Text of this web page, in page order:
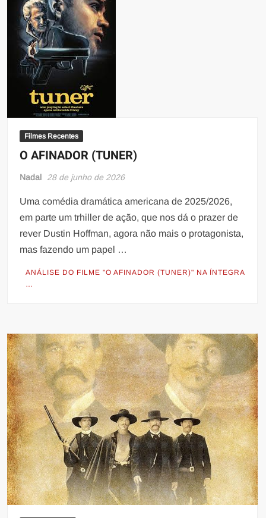
Filmes Recentes
O AFINADOR (TUNER)
Nadal 28 de junho de 2026
Uma comédia dramática americana de 2025/2026,
em parte um trhiller de ação, que nos dá o prazer de
rever Dustin Hoffman, agora não mais o protagonista,
mas fazendo um papel …
ANÁLISE DO FILME "O AFINADOR (TUNER)" NA ÍNTEGRA
…